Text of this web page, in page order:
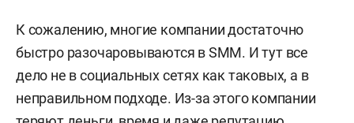
К сожалению, многие компании достаточно
быстро разочаровываются в SMM. И тут все
дело не в социальных сетях как таковых, а в
неправильном подходе. Из-за этого компании